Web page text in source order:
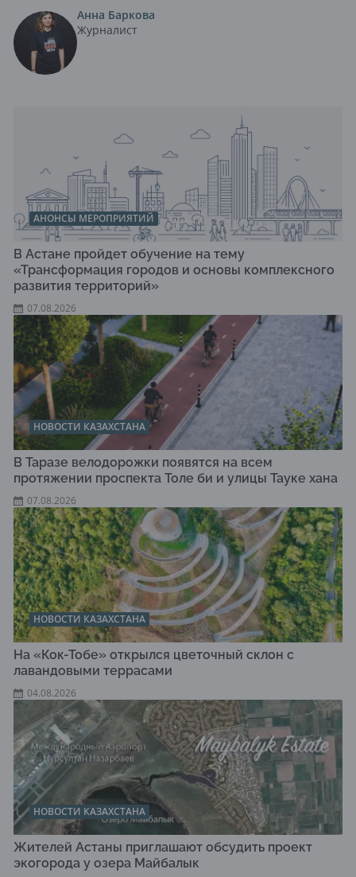
Анна Баркова
Журналист
АНОНСЫ МЕРОПРИЯТИЙ
В Астане пройдет обучение на тему
«Трансформация городов и основы комплексного
развития территорий»
07.08.2026
НОВОСТИ КАЗАХСТАНА
В Таразе велодорожки появятся на всем
протяжении проспекта Толе би и улицы Тауке хана
07.08.2026
НОВОСТИ КАЗАХСТАНА
На «Кок-Тобе» открылся цветочный склон с
лавандовыми террасами
04.08.2026
НОВОСТИ КАЗАХСТАНА
Жителей Астаны приглашают обсудить проект
экогорода у озера Майбалык